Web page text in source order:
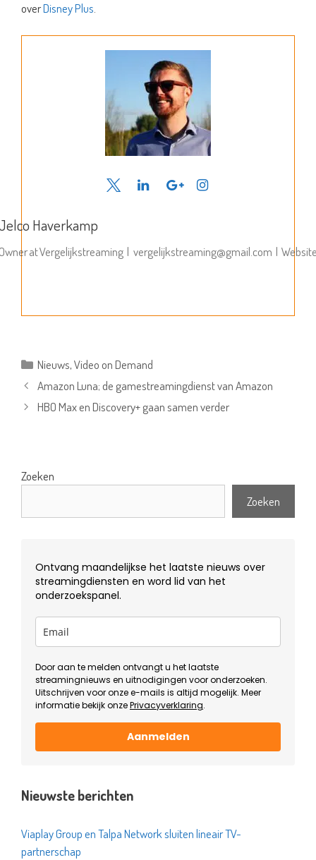
overDisney Plus
Haverkamp
atVergelijkstreaming | vergelijkstreaming@gmail.com |
Categorieën
Nieuws,Video on Demand
Amazon Luna; de gamestreamingdienst van Amazon
HBO Max en Discovery+ gaan samen verder
Zoeken
Zoeken
Ontvang maandelijkse het laatste nieuws over
streamingdiensten en word lid van het
onderzoekspanel.
Door aan te melden ontvangt u het laatste
streamingnieuws en uitnodigingen voor onderzoeken.
Uitschrijven voor onze e-mails is altijd mogelijk. Meer
informatie bekijk onzePrivacyverklaring.
Aanmelden
Nieuwste berichten
Viaplay Group en Talpa Network sluiten lineair TV-
partnerschap